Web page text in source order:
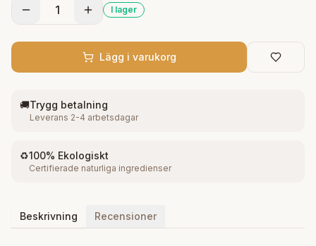
1 I lager
Lägg i varukorg
🚚Trygg betalning
Leverans 2-4 arbetsdagar
♻️100% Ekologiskt
Certifierade naturliga ingredienser
Beskrivning Recensioner